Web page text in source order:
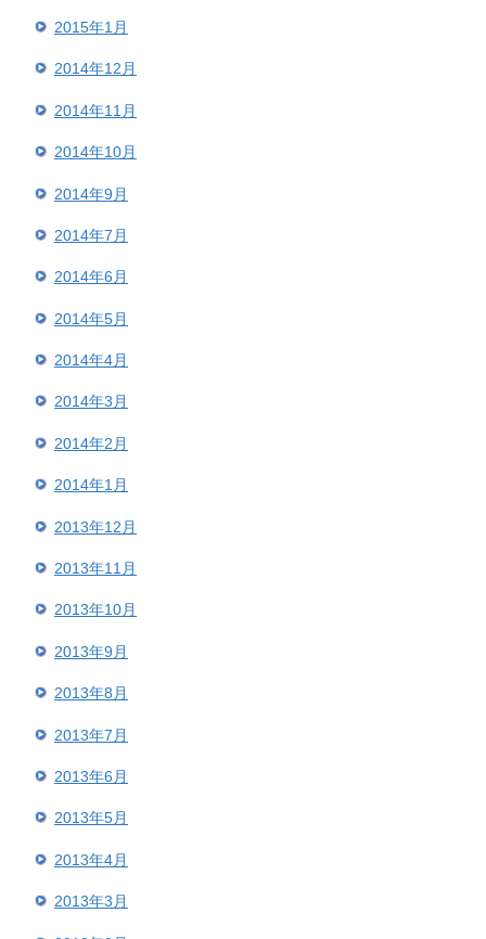
2015年1月
2014年12月
2014年11月
2014年10月
2014年9月
2014年7月
2014年6月
2014年5月
2014年4月
2014年3月
2014年2月
2014年1月
2013年12月
2013年11月
2013年10月
2013年9月
2013年8月
2013年7月
2013年6月
2013年5月
2013年4月
2013年3月